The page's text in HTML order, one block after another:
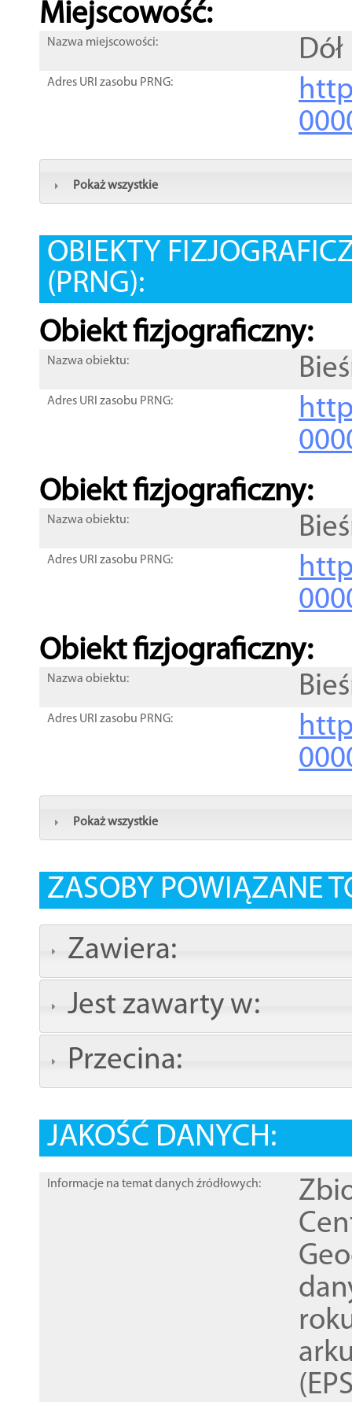
Miejscowość:
Nazwa miejscowości: Dół
Adres URI zasobu PRNG:
Pokaż wszystkie
OBIEKTY
(PRNG):
Obiekt fizjograficzny:
Nazwa obiektu:
Adres URI zasobu PRNG:
Obiekt fizjograficzny:
Nazwa obiektu:
Adres URI zasobu PRNG:
Obiekt fizjograficzny:
Nazwa obiektu:
Adres URI zasobu PRNG:
Pokaż wszystkie
ZASOBY POWIĄZANE
Zawiera:
Jest zawarty w:
Przecina:
JAKOŚĆ DANYCH:
Informacje na temat danych źródłowych: